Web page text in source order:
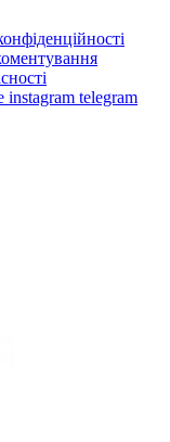
instagram telegram